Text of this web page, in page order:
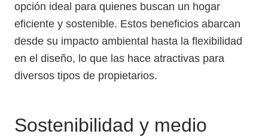
opción ideal para quienes buscan un hogar
eficiente y sostenible. Estos beneficios abarcan
desde su impacto ambiental hasta la flexibilidad
en el diseño, lo que las hace atractivas para
diversos tipos de propietarios.
Sostenibilidad y medio